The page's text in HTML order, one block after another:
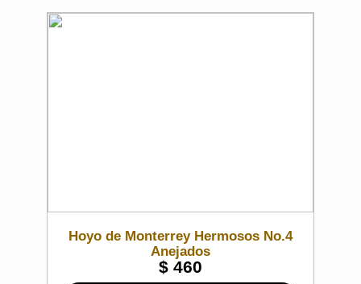
Hoyo de Monterrey Hermosos No.4
Anejados
$ 460